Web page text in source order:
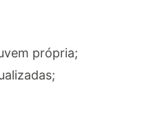
própria;